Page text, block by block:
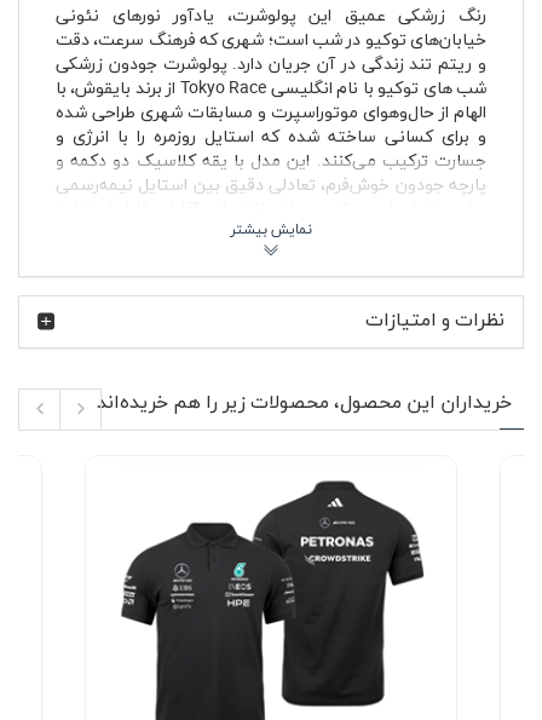
رنگ زرشکی عمیق این پولوشرت، یادآور نورهای نئونی
خیابان‌های توکیو در شب است؛ شهری که فرهنگ سرعت، دقت
و ریتم تند زندگی در آن جریان دارد. پولوشرت جودون زرشکی
شب های توکیو با نام انگلیسی Tokyo Race از برند بایقوش، با
الهام از حال‌وهوای موتوراسپرت و مسابقات شهری طراحی شده
و برای کسانی ساخته شده که استایل روزمره را با انرژی و
جسارت ترکیب می‌کنند. این مدل با یقه کلاسیک دو دکمه و
پارچه جودون خوش‌فرم، تعادلی دقیق بین استایل نیمه‌رسمی
ویژگی‌های محصول 🔍
جنس پارچه جودون با بافت تنفس‌پذیر و مقاوم
آستین کوتاه مناسب فصل‌های گرم و استایل لایه‌ای
دوخت منظم و بادوام مناسب استفاده روزمره
بدون پرزدهی در استفاده مداوم
پارچه جودون به دلیل بافت لانه‌زنبوری خود، گردش هوا را بهتر
انجام می‌دهد و باعث می‌شود لباس در طول روز فرم خود را حفظ
Race این ویژگی باعث شده ایستایی لباس روی بدن تمیز و
مرتب باشد؛ نه بیش از حد جذب و نه بیش از حد آزاد. رنگ
زرشکی انتخاب‌شده نیز به‌راحتی با شلوار جین سرمه‌ای یا
مشکی، کتان طوسی و حتی شلوار سفید تابستانی ست
می‌شود. در پاییز هم می‌توانید آن را زیر یک کاپشن مشکی یا
کت اسپرت طوسی بپوشید تا تضاد رنگی جذابی ایجاد شود.
نظرات و امتیازات
خریداران این محصول، محصولات زیر را هم خریده‌اند